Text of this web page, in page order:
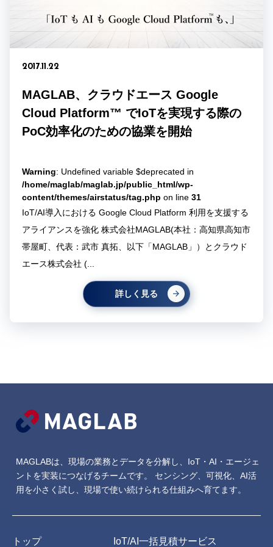
2017.11.22
MAGLAB、クラウドエース Google
Cloud Platform™ でIoTを実現する際の
PoC効率化のための協業を開始
Warning: Undefined variable $deprecated in
/home/maglab/maglab.jp/public_html/wp-
content/themes/airstatus/tag.php on line 31
IoT/AI導入における Google Cloud Platform 利用を支援する
アライアンスを強化 株式会社MAGLAB(本社：高知県高知市
帯屋町、代表：武市 真拓、以下「MAGLAB」）とクラウド
エース株式会社 (...
詳しく見る
MAGLABは、現場の業務とデータを分解し、IoT・AI・エージェ
ントを実装につなげるチームです。
センシング、可視化、AI活
用を小さく試し、現場で使い続けられる仕組みへ育てます。
トップ IoT/AI一括見積サービス